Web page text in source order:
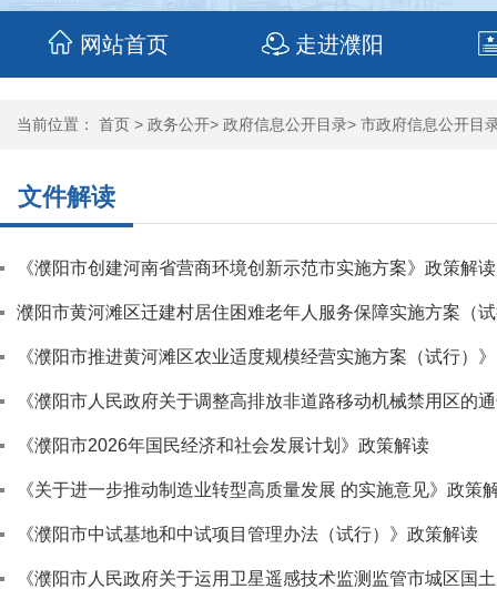
网站首页 走进濮阳
当前位置： 首页 > 政务公开> 政府信息公开目录> 市政府信息公开目
文件解读
《濮阳市创建河南省营商环境创新示范市实施方案》政策解读
濮阳市黄河滩区迁建村居住困难老年人服务保障实施方案（
《濮阳市推进黄河滩区农业适度规模经营实施方案（试行
《濮阳市人民政府关于调整高排放非道路移动机械禁用区的
《濮阳市2026年国民经济和社会发展计划》政策解读
《关于进一步推动制造业转型高质量发展 的实施意见》政策
《濮阳市中试基地和中试项目管理办法（试行）》政策解读
《濮阳市人民政府关于运用卫星遥感技术监测监管市城区国